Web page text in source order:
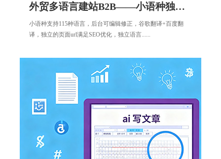
外贸多语言建站B2B——小语种独立站商城B2C
小语种支持115种语言，后台可编辑修正，谷歌翻译+百度翻
译，独立的页面url满足SEO优化，独立语言......